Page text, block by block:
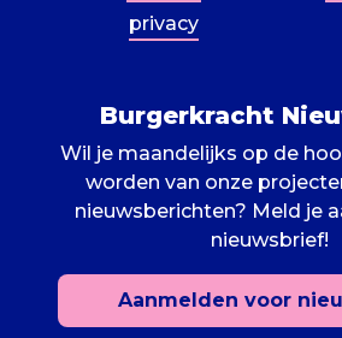
privacy
Burgerkracht
Wil je maandelijks op de
worden van onze
nieuwsberichten? Meld je
nieuwsbrief!
Aanmelden voor